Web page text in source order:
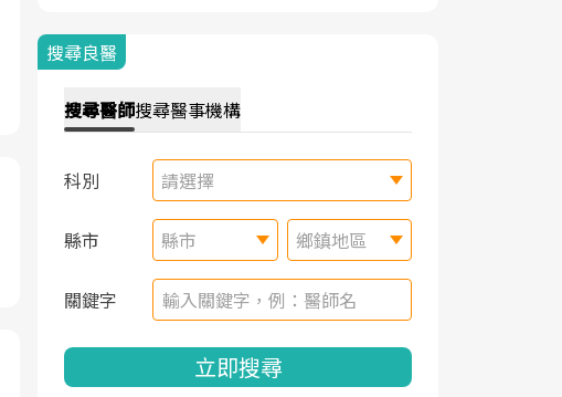
搜尋良醫
搜尋醫師搜尋醫事機構
科別 請選擇
縣市 縣市 鄉鎮地區
關鍵字
立即搜尋